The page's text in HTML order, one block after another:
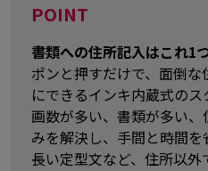
POINT
書類への住所記入はこれ1
ポンと押すだけで、面倒
にできるインキ内蔵式のス
画数が多い、書類が多い
みを解決し、手間と時間を
長い定型文など、住所以外